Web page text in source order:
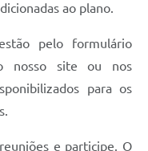
ao plano.
pelo formulário
nosso site ou nos
para os
e participe. O